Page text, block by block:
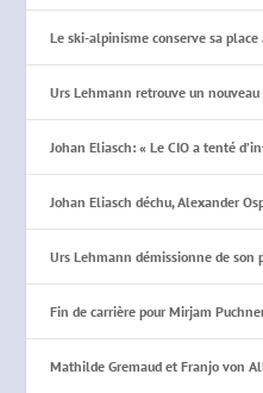
Le ski-alpinisme conserve sa place
Urs Lehmann retrouve un nouveau
Johan Eliasch: « Le CIO a tenté
Johan Eliasch déchu, Alexander
Urs Lehmann démissionne de son
Fin de carrière pour Mirjam
Mathilde Gremaud et Franjo von